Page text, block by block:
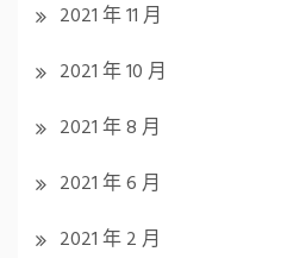
2021 年 11 月
2021 年 10 月
2021 年 8 月
2021 年 6 月
2021 年 2 月